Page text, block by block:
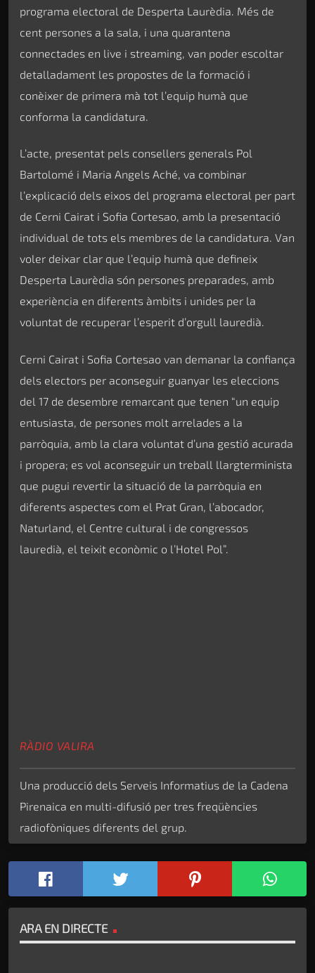
programa electoral de Desperta Laurèdia. Més de
cent persones a la sala, i una quarantena
connectades en live i streaming, van poder escoltar
detalladament les propostes de la formació i
conèixer de primera mà tot l’equip humà que
conforma la candidatura.
L’acte, presentat pels consellers generals Pol
Bartolomé i Maria Angels Aché, va combinar
l’explicació dels eixos del programa electoral per part
de Cerni Cairat i Sofia Cortesao, amb la presentació
individual de tots els membres de la candidatura. Van
voler deixar clar que l’equip humà que defineix
Desperta Laurèdia són persones preparades, amb
experiència en diferents àmbits i unides per la
voluntat de recuperar l’esperit d’orgull lauredià.
Cerni Cairat i Sofia Cortesao van demanar la confiança
dels electors per aconseguir guanyar les eleccions
del 17 de desembre remarcant que tenen “un equip
entusiasta, de persones molt arrelades a la
parròquia, amb la clara voluntat d’una gestió acurada
i propera; es vol aconseguir un treball llargterminista
que pugui revertir la situació de la parròquia en
diferents aspectes com el Prat Gran, l’abocador,
Naturland, el Centre cultural i de congressos
lauredià, el teixit econòmic o l’Hotel Pol”.
RÀDIO VALIRA
Una producció dels Serveis Informatius de la Cadena
Pirenaica en multi-difusió per tres freqüències
radiofòniques diferents del grup.
ARA EN DIRECTE